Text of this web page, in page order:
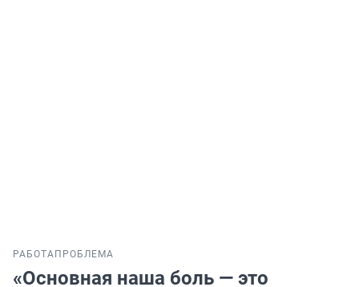
РАБОТА ПРОБЛЕМА
«Основная наша боль — это